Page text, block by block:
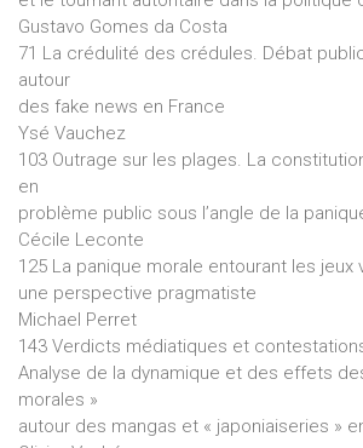
Gustavo Gomes da Costa
71 La crédulité des crédules. Débat
autour
des fake news en France
Ysé Vauchez
103 Outrage sur les plages. La
en
problème public sous l’angle de la
Cécile Leconte
125 La panique morale entourant les jeux
une perspective pragmatiste
Michael Perret
143 Verdicts médiatiques et
Analyse de la dynamique et des effets
morales »
autour des mangas et « japoniaiseries »